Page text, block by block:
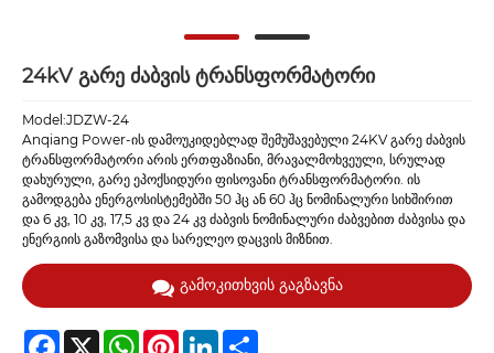
24kV გარე ძაბვის ტრანსფორმატორი
Model:JDZW-24
Anqiang Power-ის დამოუკიდებლად შემუშავებული 24KV გარე ძაბვის
ტრანსფორმატორი არის ერთფაზიანი, მრავალმოხვეული, სრულად
დახურული, გარე ეპოქსიდური ფისოვანი ტრანსფორმატორი. ის
გამოდგება ენერგოსისტემებში 50 ჰც ან 60 ჰც ნომინალური სიხშირით
და 6 კვ, 10 კვ, 17,5 კვ და 24 კვ ძაბვის ნომინალური ძაბვებით ძაბვისა და
ენერგიის გაზომვისა და სარელეო დაცვის მიზნით.
გამოკითხვის გაგზავნა
Facebook
X WhatsAppPinterestLinkedIn